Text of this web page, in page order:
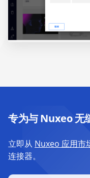
专为与 Nuxeo 无
立即从 Nuxeo 应用市
连接器。